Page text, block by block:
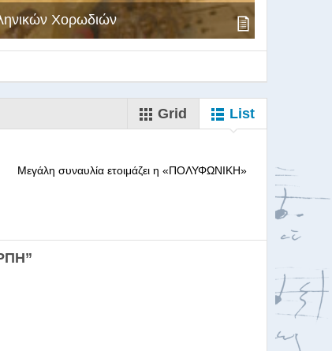
για Μαέστρου...
Χορωδιών
Grid List
συναυλία ετοιμάζει η «ΠΟΛΥΦΩΝΙΚΗ»